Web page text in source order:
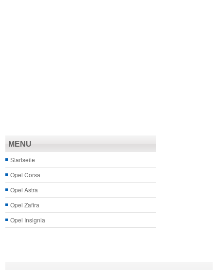
MENU
Startseite
Opel Corsa
Opel Astra
Opel Zafira
Opel Insignia